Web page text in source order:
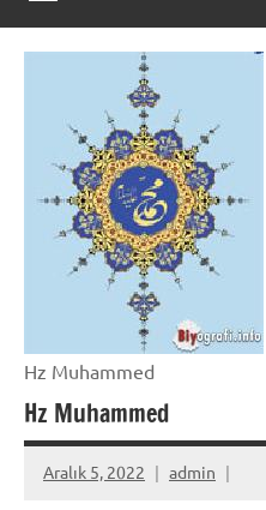
Hz Muhammed
Hz Muhammed
Aralık 5, 2022 admin